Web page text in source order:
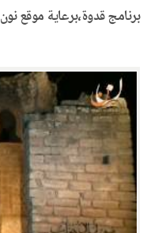
برنامج قدوة،برعاية موقع نون